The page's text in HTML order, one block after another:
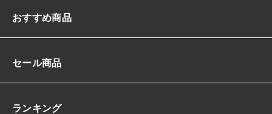
おすすめ商品
セール商品
ランキング